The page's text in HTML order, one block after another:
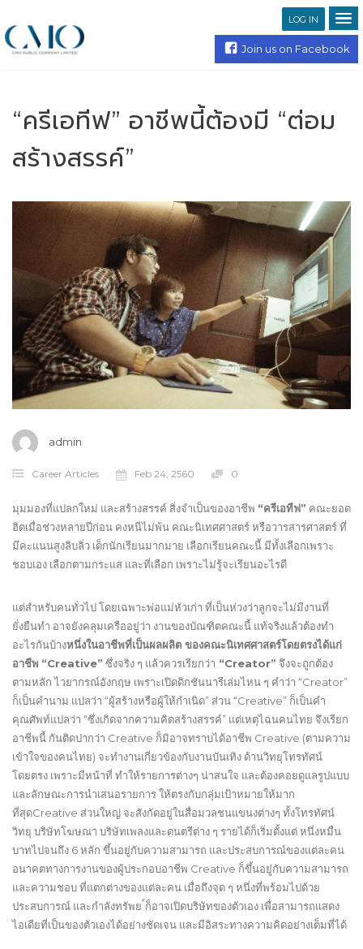
LOG IN
Join us on Facebook
“ครีเอทีฟ” อาชีพนี้ต้องมี “ต่อม
สร้างสรรค์”
admin
Career Articles Feb 24, 2560 0
มุมมองที่แปลกใหม่ และสร้างสรรค์ สิ่งจำเป็นของอาชีพ “ครีเอทีฟ” คณะยอด
ฮิตเมื่อช่วงหลายปีก่อน คงหนีไม่พ้น คณะนิเทศศาสตร์ หรือวารสารศาสตร์ ที่
มีคะแนนสูงลิบลิ่ว เด็กนักเรียนมากมาย เลือกเรียนคณะนี้ มีทั้งเลือกเพราะ
ชอบเอง เลือกตามกระแส และที่เลือก เพราะไม่รู้จะเรียนอะไรดี
แต่สำหรับคนทั่วไป โดยเฉพาะพ่อแม่หัวเก่า ที่เป็นห่วงว่าลูกจะไม่มีงานที่
ยั่งยืนทำ อาจยังคลุมเครืออยู่ว่า งานของบัณฑิตคณะนี้ แท้จริงแล้วต้องทำ
อะไรกันบ้างหนึ่งในอาชีพที่เป็นผลผลิต ของคณะนิเทศศาสตร์โดยตรงได้แก่
อาชีพ “Creative” ซึ่งจริง ๆ แล้วควรเรียกว่า “Creator” จึงจะถูกต้อง
ตามหลัก ไวยากรณ์อังกฤษ เพราะเปิดดิกชันนารีเล่มไหน ๆ คำว่า “Creator”
ก็เป็นคำนาม แปลว่า “ผู้สร้างหรือผู้ให้กำเนิด” ส่วน “Creative” ก็เป็นคำ
คุณศัพท์แปลว่า “ซึ่งเกิดจากความคิดสร้างสรรค์” แต่เหตุไฉนคนไทย จึงเรียก
อาชีพนี้ กันติดปากว่า Creative ก็มิอาจทราบได้อาชีพ Creative (ตามความ
เข้าใจของคนไทย) จะทำงานเกี่ยวข้องกับงานบันเทิง ด้านวิทยุโทรทัศน์
โดยตรง เพราะมีหน้าที่ ทำให้รายการต่างๆ น่าสนใจ และต้องคอยดูแลรูปแบบ
และลักษณะการนำเสนอรายการ ให้ตรงกับกลุ่มเป้าหมายให้มาก
ที่สุดCreative ส่วนใหญ่ จะสังกัดอยู่ในสื่อมวลชนแขนงต่างๆ ทั้งโทรทัศน์
วิทยุ บริษัทโฆษณา บริษัทเพลงและดนตรีต่าง ๆ รายได้ก็เริ่มตั้งแต่ หนึ่งหมื่น
บาทไปจนถึง 6 หลัก ขึ้นอยู่กับความสามารถ และประสบการณ์ของแต่ละคน
อนาคตทางการงานของผู้ประกอบอาชีพ Creative ก็ขึ้นอยู่กับความสามารถ
และความชอบ ที่แตกต่างของแต่ละคน เมื่อถึงจุด ๆ หนึ่งที่พร้อมไปด้วย
ประสบการณ์ และกำลังทรัพย ์ก็อาจเปิดบริษัทของตัวเอง เพื่อสามารถแสดง
ไอเดียที่เป็นของตัวเองได้อย่างชัดเจน และมีอิสระทางความคิดอย่างเต็มที่ได้